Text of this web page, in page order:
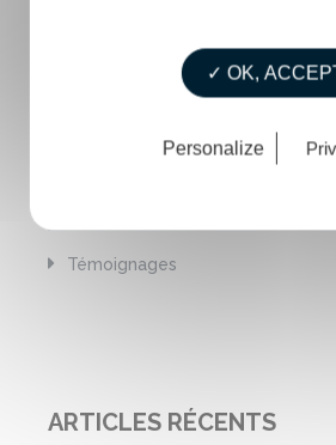
La vie de La Touline
Témoignages
ARTICLES RÉCENTS
✓ OK,
Personalize